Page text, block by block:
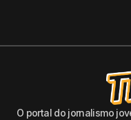
O portal do jornalismo